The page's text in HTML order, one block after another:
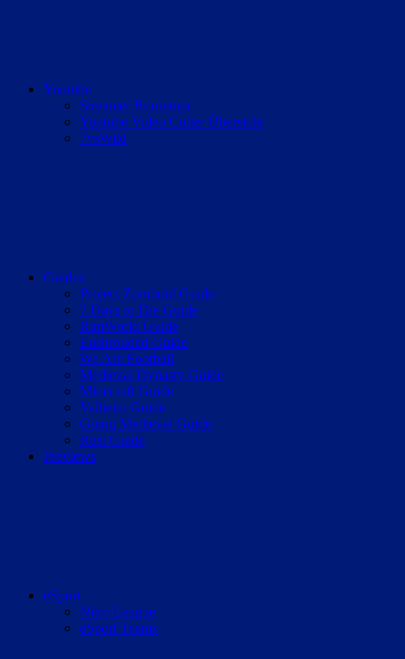
Youtube
Streamer Roomtour
Youtube Video Cutter Übersicht
7vsWild
Guides
Project Zomboid Guide
7 Days to Die Guide
RimWorld Guide
Enshrouded Guide
We Are Football
Medieval Dynasty Guide
Minecraft Guide
Valheim Guide
Going Medieval Guide
Rust Guide
Previews
eSport
Nitro League
eSport Teams